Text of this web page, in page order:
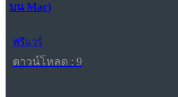
บน Mac)
ฟรีแวร์
ดาวน์โหลด : 9